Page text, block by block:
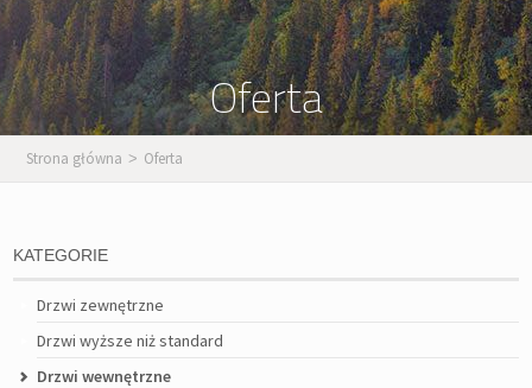
Oferta
Strona główna > Oferta
KATEGORIE
Drzwi zewnętrzne
Drzwi wyższe niż standard
Drzwi wewnętrzne